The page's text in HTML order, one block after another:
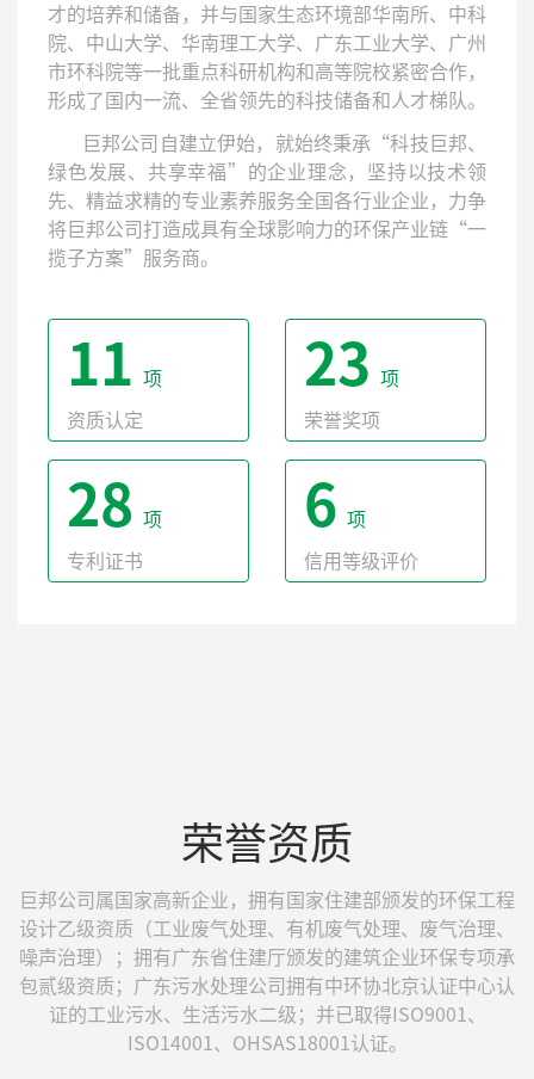
才的培养和储备，并与国家生态环境部华南所、中科
院、中山大学、华南理工大学、广东工业大学、广州
市环科院等一批重点科研机构和高等院校紧密合作，
形成了国内一流、全省领先的科技储备和人才梯队。
巨邦公司自建立伊始，就始终秉承“科技巨邦、
绿色发展、共享幸福”的企业理念，坚持以技术领
先、精益求精的专业素养服务全国各行业企业，力争
将巨邦公司打造成具有全球影响力的环保产业链“一
揽子方案”服务商。
11 项
资质认定
23 项
荣誉奖项
28 项
专利证书
6 项
信用等级评价
荣誉资质
巨邦公司属国家高新企业，拥有国家住建部颁发的环保工程
设计乙级资质（工业废气处理、有机废气处理、废气治理、
噪声治理）；拥有广东省住建厅颁发的建筑企业环保专项承
包贰级资质；广东污水处理公司拥有中环协北京认证中心认
证的工业污水、生活污水二级；并已取得ISO9001、
ISO14001、OHSAS18001认证。